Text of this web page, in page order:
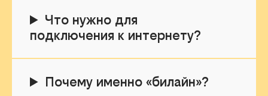
Что нужно для
подключения к интернету?
Почему именно «билайн»?